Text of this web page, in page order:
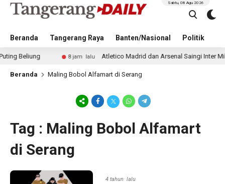
Beranda Tangerang Raya Banten/Nasional Politik
Sabtu, 08 Agu 2026
8 jam lalu Atletico Madrid dan Arsenal Saingi Inter Milan
Beranda Maling Bobol Alfamart di Serang
Tag : Maling Bobol Alfamart
di Serang
4 tahun lalu